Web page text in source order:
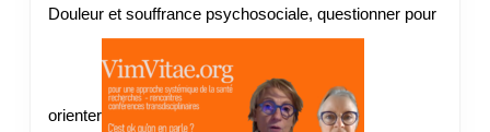
Douleur et souffrance psychosociale, questionner pour
orienter